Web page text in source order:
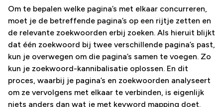
Om te bepalen welke pagina’s met elkaar concurreren,
moet je de betreffende pagina’s op een rijtje zetten en
de relevante zoekwoorden erbij zoeken. Als hieruit blijkt
dat één zoekwoord bij twee verschillende pagina’s past,
kun je overwegen om die pagina’s samen te voegen. Zo
kun je zoekwoord-kannibalisatie oplossen. En dit
proces, waarbij je pagina’s en zoekwoorden analyseert
om ze vervolgens met elkaar te verbinden, is eigenlijk
niets anders dan wat je met keyword mapping doet.